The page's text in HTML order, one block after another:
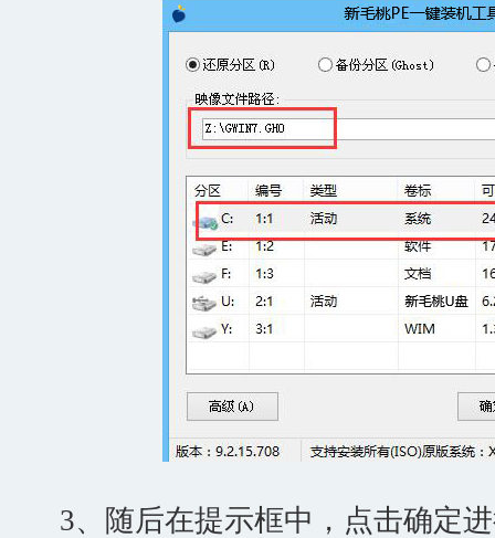
3、随后在提示框中，点击确定进